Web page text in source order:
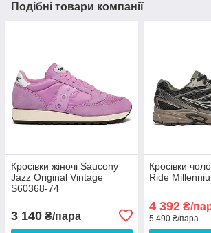
Подібні товари компанії
Кросівки жіночі Saucony
Jazz Original Vintage
S60368-74
3 140 ₴/пара
Кросівки
Ride
4 392₴/
5 490 ₴/пара